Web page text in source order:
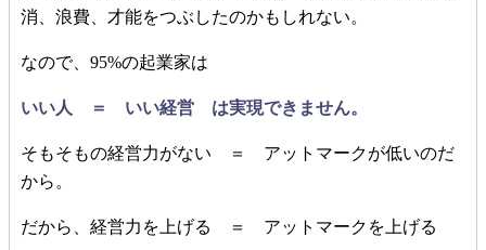
消、浪費、才能をつぶしたのかもしれない。
なので、95%の起業家は
いい人 ＝ いい経営 は実現できません。
そもそもの経営力がない ＝ アットマークが低いのだ
から。
だから、経営力を上げる ＝ アットマークを上げる